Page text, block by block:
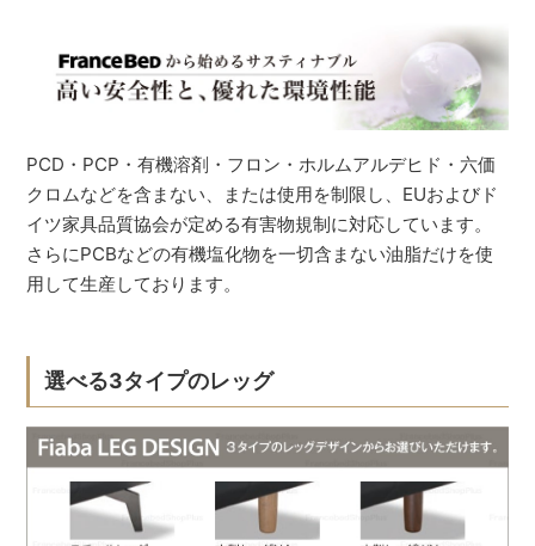
PCD・PCP・有機溶剤・フロン・ホルムアルデヒド・六価
クロムなどを含まない、または使用を制限し、EUおよびド
イツ家具品質協会が定める有害物規制に対応しています。
さらにPCBなどの有機塩化物を一切含まない油脂だけを使
用して生産しております。
選べる3タイプのレッグ